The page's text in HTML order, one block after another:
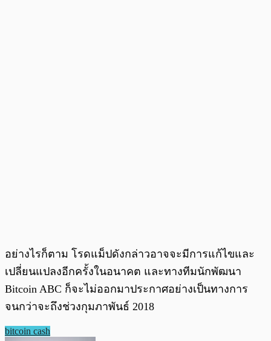
อย่างไรก็ตาม โรดแม็ปดังกล่าวอาจจะมีการแก้ไขและ
เปลี่ยนแปลงอีกครั้งในอนาคต และทางทีมนักพัฒนา
Bitcoin ABC ก็จะไม่ออกมาประกาศอย่างเป็นทางการ
จนกว่าจะถึงช่วงกุมภาพันธ์ 2018
bitcoin cash